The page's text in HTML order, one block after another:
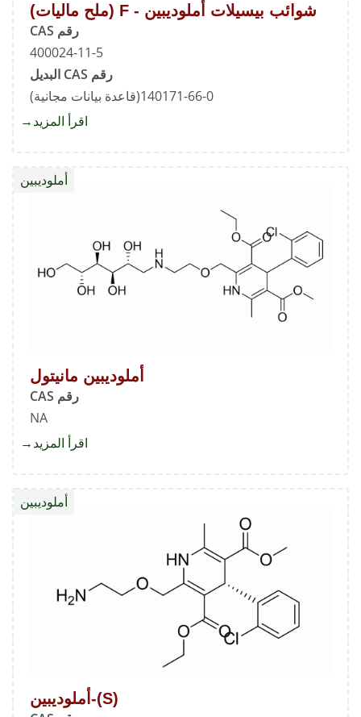
شوائب بيسيلات أملوديبين - F (ملح ماليات)
رقم CAS
400024-11-5
رقم CAS البديل
140171-66-0(قاعدة بيانات مجانية)
اقرأ المزيد
أملوديبين مانيتول
رقم CAS
NA
أملوديبين
اقرأ المزيد
(S)-أملوديبين
أملوديبين